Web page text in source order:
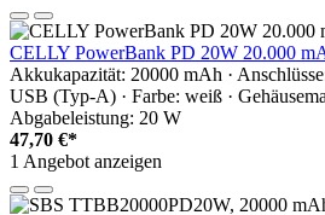
CELLY PowerBank PD 20W 20.000
Akkukapazität: 20000 mAh ·
USB (Typ-A) · Farbe: weiß ·
Abgabeleistung: 20 W
47,70 €*
1 Angebot anzeigen